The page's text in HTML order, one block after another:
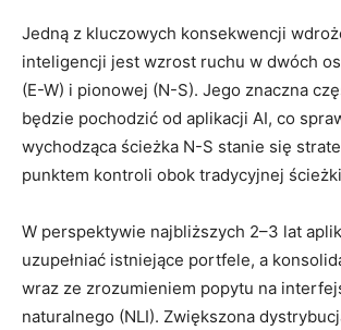
Jedną z kluczowych konsekwencji
inteligencji jest wzrost ruchu w dwóch
(E-W) i pionowej (N-S). Jego znaczna
będzie pochodzić od aplikacji AI, co
wychodząca ścieżka N-S stanie się
punktem kontroli obok tradycyjnej
W perspektywie najbliższych 2–3 lat
uzupełniać istniejące portfele, a
wraz ze zrozumieniem popytu na
naturalnego (NLI). Zwiększona